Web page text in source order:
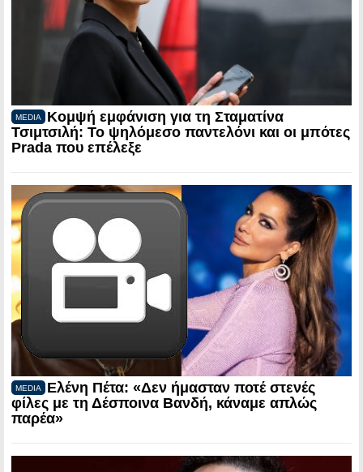
MEDIA
Κομψή εμφάνιση για τη Σταματίνα
Τσιμτσιλή: Το ψηλόμεσο παντελόνι και οι μπότες
Prada που επέλεξε
MEDIA
Ελένη Πέτα: «Δεν ήμασταν ποτέ στενές
φίλες με τη Δέσποινα Βανδή, κάναμε απλώς
παρέα»